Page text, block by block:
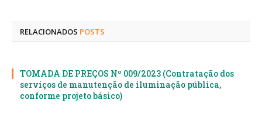
RELACIONADOS POSTS
TOMADA DE PREÇOS Nº 009/2023 (Contratação dos
serviços de manutenção de iluminação pública,
conforme projeto básico)